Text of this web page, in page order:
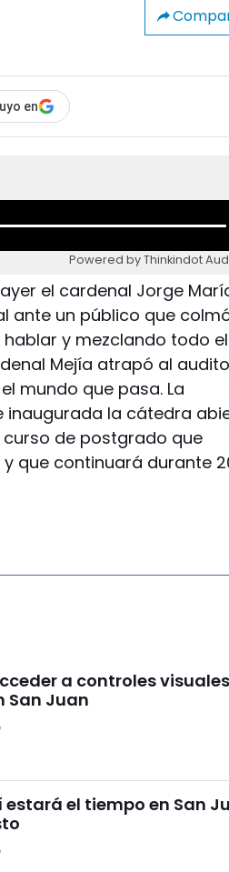
en
Powered by Thinkindot
el cardenal Jorge
ante un público que
hablar y mezclando todo el
Mejía atrapó al
mundo que pasa. La
la cátedra
de postgrado que
que continuará durante
a controles visuales
San Juan
el tiempo en San